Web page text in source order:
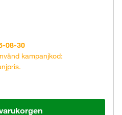
08-30
kampanjkod: